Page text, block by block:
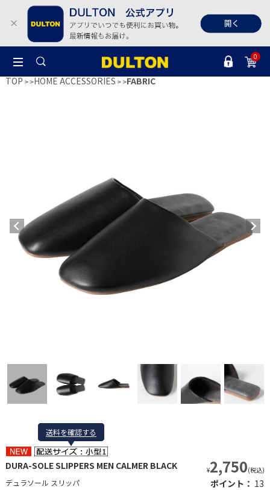
0
TOP >HOME ACCESSORIES >FABRIC
送料を確認する
送料を確認する
DURA-SOLE SLIPPERS MEN CALMER BLACK
デュラソール スリッパ
¥2,750(税込)
ポイント： 13